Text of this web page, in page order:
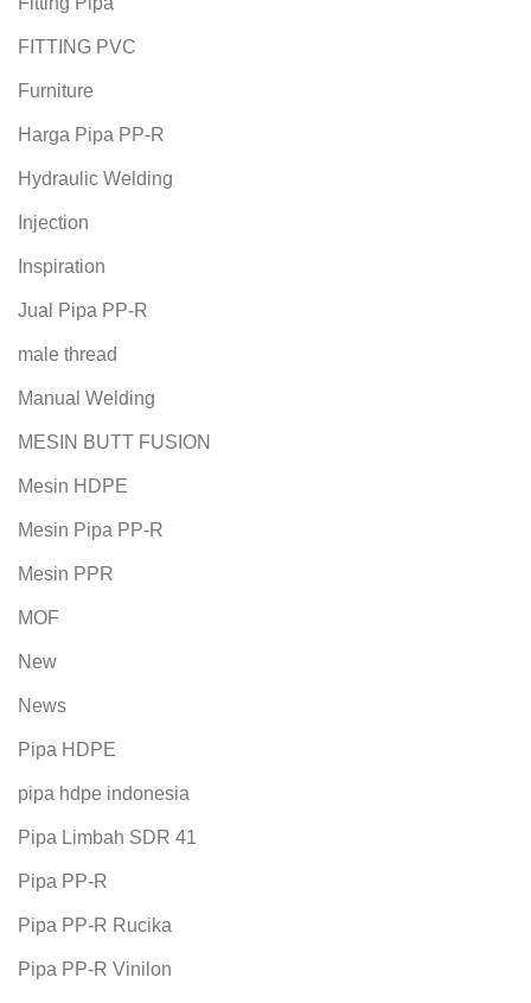
FITTING PVC
Furniture
Harga Pipa PP-R
Hydraulic Welding
Injection
Inspiration
Jual Pipa PP-R
male thread
Manual Welding
MESIN BUTT FUSION
Mesin HDPE
Mesin Pipa PP-R
Mesin PPR
MOF
New
News
Pipa HDPE
pipa hdpe indonesia
Pipa Limbah SDR 41
Pipa PP-R
Pipa PP-R Rucika
Pipa PP-R Vinilon